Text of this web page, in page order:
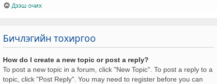
Дээш очих
Бичлэгийн тохиргоо
How do I create a new topic or post a reply?
To post a new topic in a forum, click "New Topic". To post a reply to a
topic, click "Post Reply". You may need to register before you can